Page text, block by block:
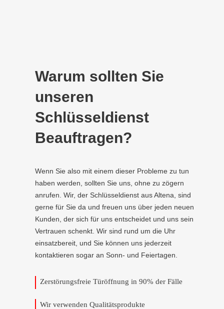
Warum sollten Sie
unseren
Schlüsseldienst
Beauftragen?
Wenn Sie also mit einem dieser Probleme zu tun
haben werden, sollten Sie uns, ohne zu zögern
anrufen. Wir, der Schlüsseldienst aus Altena, sind
gerne für Sie da und freuen uns über jeden neuen
Kunden, der sich für uns entscheidet und uns sein
Vertrauen schenkt. Wir sind rund um die Uhr
einsatzbereit, und Sie können uns jederzeit
kontaktieren sogar an Sonn- und Feiertagen.
Zerstörungsfreie Türöffnung in 90% der Fälle
Wir verwenden Qualitätsprodukte